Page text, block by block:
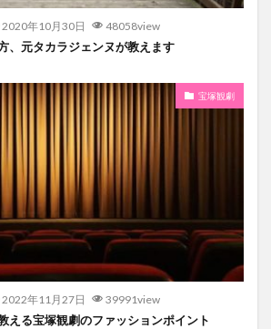
2020年10月30日 48058view
、元タカラジェンヌが教えます
宝塚観劇
2022年11月27日 39991view
える宝塚観劇のファッションポイント